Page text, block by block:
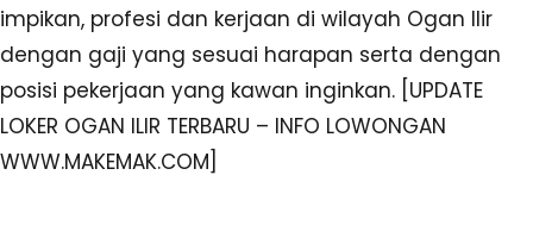
impikan, profesi dan kerjaan di wilayah Ogan Ilir
dengan gaji yang sesuai harapan serta dengan
posisi pekerjaan yang kawan inginkan. [UPDATE
LOKER OGAN ILIR TERBARU – INFO LOWONGAN
WWW.MAKEMAK.COM]